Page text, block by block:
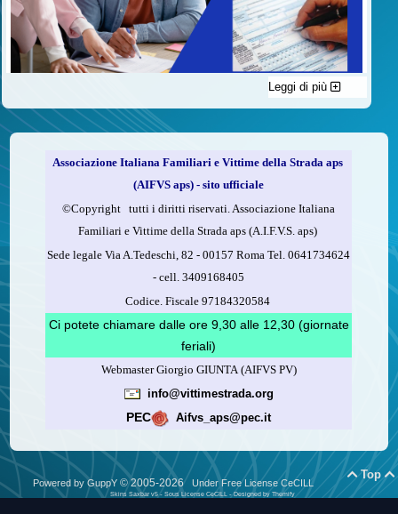
C'è un modo di contribuire alle attività dell’A.I.F.V.S. a favore
delle vittime della strada e per dare giustizia ai superstiti ed ai
loro familiari che non costa nulla: devolvere il 5 per mille della
Compila la scheda CUD o del modello 730.
Firma nel riquadro indicato come “Sostegno delle
organizzazioni non lucrative di utilità sociale, delle associazioni
Indica nel riquadro il codice fiscale dell’A.I.F.V.S.:
97184320584
Leggi come fare
(versione stampabile)
Leggi di più
Associazione Italiana Familiari e Vittime della Strada aps
(AIFVS aps) - sito ufficiale
©​Copyright tutti i diritti riservati. Associazione Italiana
Familiari e Vittime della Strada aps (A.I.F.V.S. aps)
Sede legale Via A.Tedeschi, 82 - 00157 Roma Tel. 0641734624
-cell.3409168405
Codice. Fiscale 97184320584
Ci potete chiamare dalle ore 9,30 alle 12,30 (giornate
feriali)
Webmaster Giorgio GIUNTA (AIFVS PV)
info@vittimestrada.org
PEC Aifvs_aps@pec.it
Top
Powered by GuppY © 2005-2026 Under Free License CeCILL
Skins Saxbar v5- Sous License CeCILL -Designed by Themify